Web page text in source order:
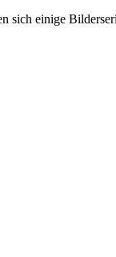
sich einige